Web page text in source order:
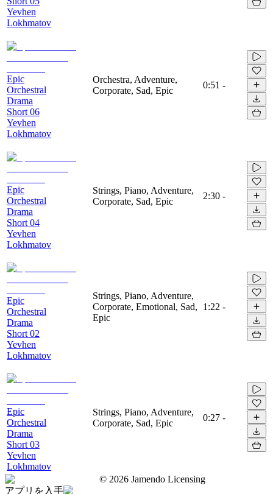
Yevhen
Lokhmatov
Epic
Orchestral
Drama
Short 06
Yevhen
Lokhmatov
Orchestra, Adventure,
Corporate, Sad, Epic
0:51 -
Epic
Orchestral
Drama
Short 04
Yevhen
Lokhmatov
Strings, Piano, Adventure,
Corporate, Sad, Epic
2:30 -
Epic
Orchestral
Drama
Short 02
Yevhen
Lokhmatov
Strings, Piano, Adventure,
Corporate, Emotional, Sad,
Epic
1:22 -
Epic
Orchestral
Drama
Short 03
Yevhen
Lokhmatov
Strings, Piano, Adventure,
Corporate, Sad, Epic
0:27 -
© 2026 Jamendo Licensing
アプリを入手